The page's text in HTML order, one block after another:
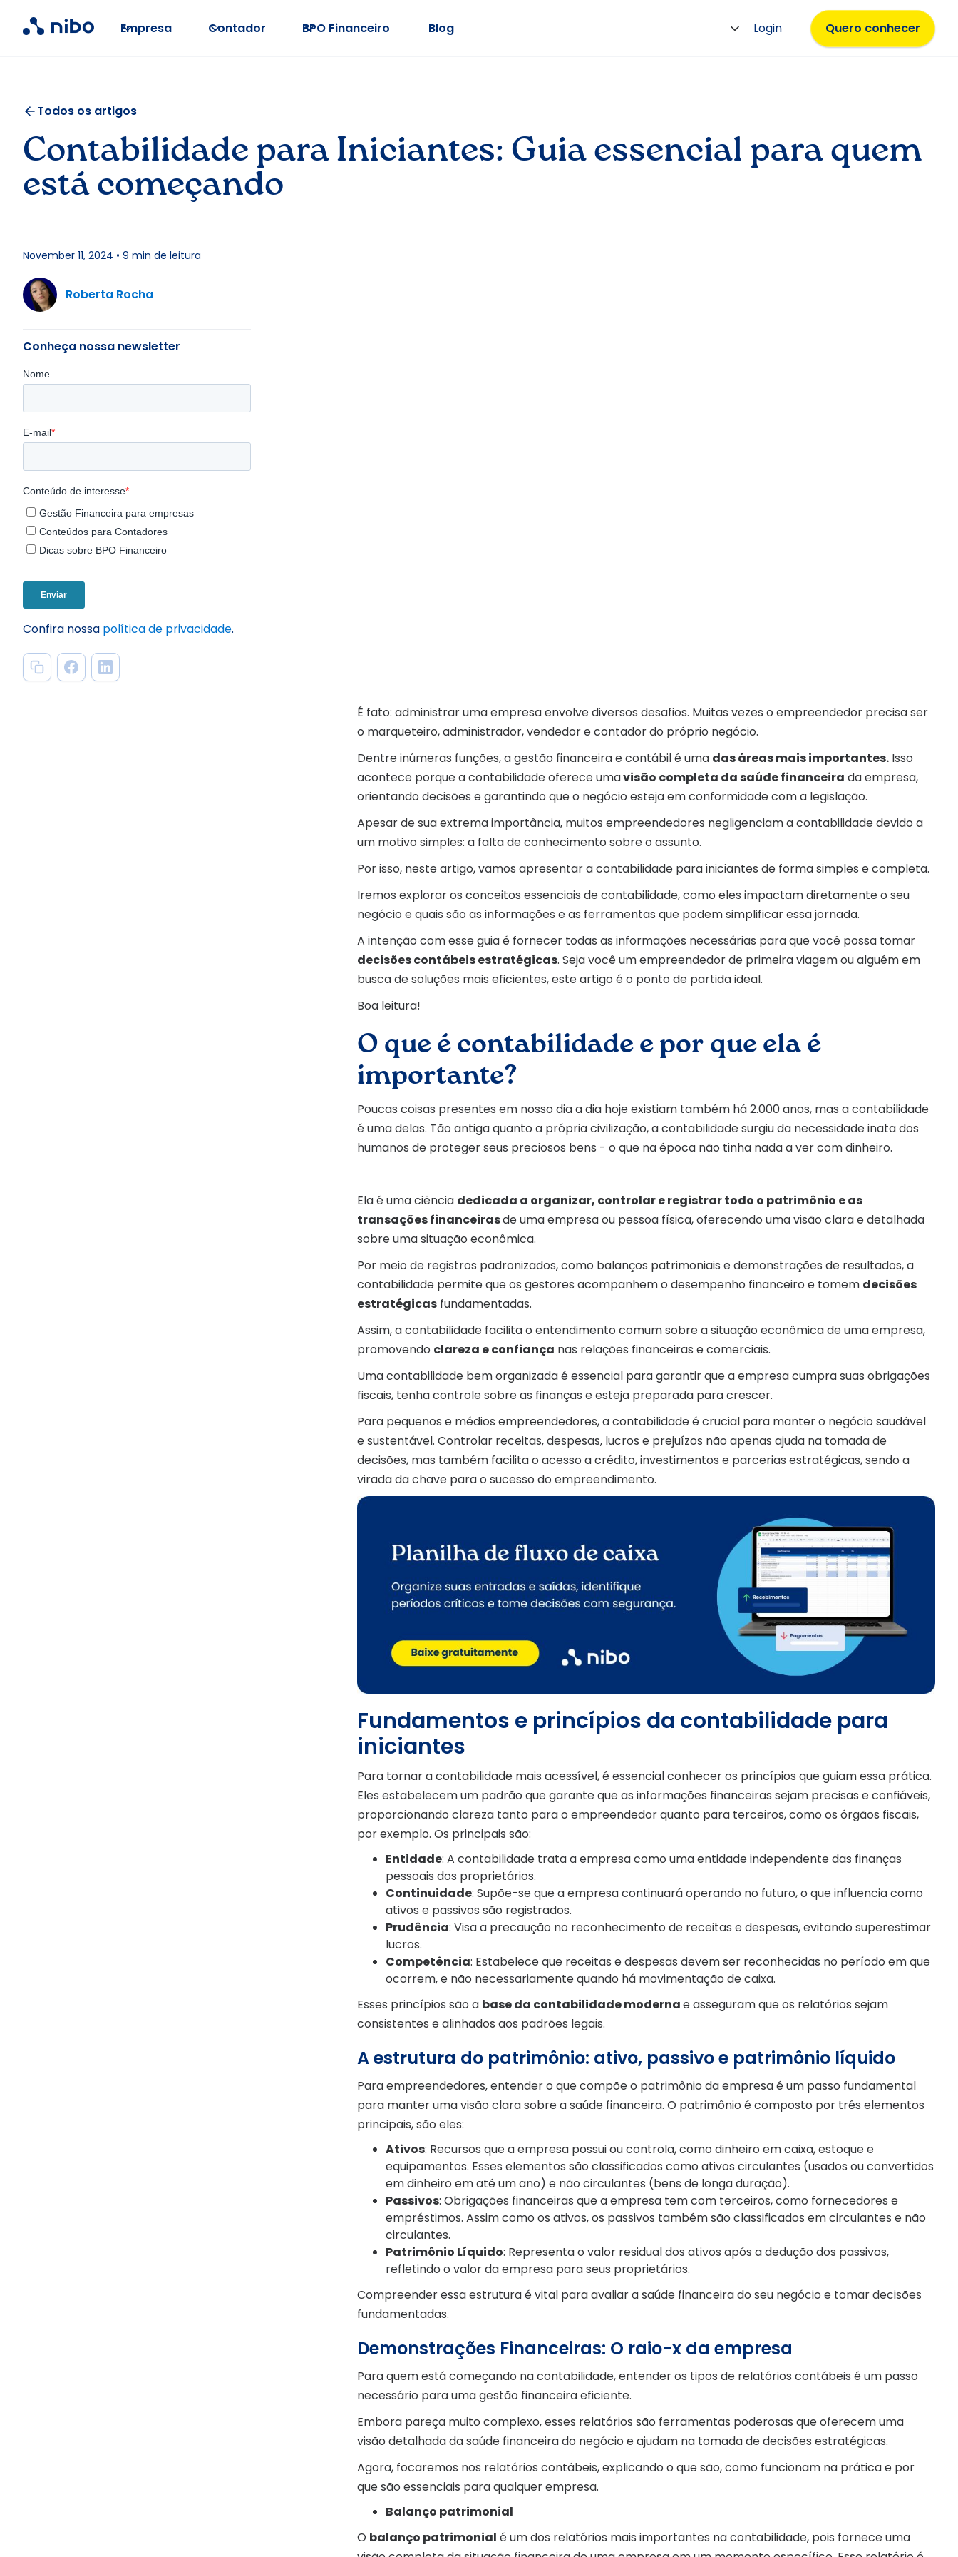
Empresa Contador BPO Financeiro Blog Login Quero conhecer
Todos os artigos
Contabilidade para Iniciantes: Guia essencial para quem
está começando
November 11, 2024 • 9 min de leitura
Roberta Rocha
Conheça nossa newsletter
Confira nossa política de privacidade.
É fato: administrar uma empresa envolve diversos desafios. Muitas vezes o empreendedor precisa ser
o marqueteiro, administrador, vendedor e contador do próprio negócio.
Dentre inúmeras funções, a gestão financeira e contábil é uma das áreas mais importantes. Isso
acontece porque a contabilidade oferece umavisão completa da saúde financeira da empresa,
orientando decisões e garantindo que o negócio esteja em conformidade com a legislação.
Apesar de sua extrema importância, muitos empreendedores negligenciam a contabilidade devido a
um motivo simples: a falta de conhecimento sobre o assunto.
Por isso, neste artigo, vamos apresentar a contabilidade para iniciantes de forma simples e completa.
Iremos explorar os conceitos essenciais de contabilidade, como eles impactam diretamente o seu
negócio e quais são as informações e as ferramentas que podem simplificar essa jornada.
A intenção com esse guia é fornecer todas as informações necessárias para que você possa tomar
decisões contábeis estratégicas. Seja você um empreendedor de primeira viagem ou alguém em
busca de soluções mais eficientes, este artigo é o ponto de partida ideal.
Boa leitura!
O que é contabilidade e por que ela é
importante?
Poucas coisas presentes em nosso dia a dia hoje existiam também há 2.000 anos, mas a contabilidade
é uma delas. Tão antiga quanto a própria civilização, a contabilidade surgiu da necessidade inata dos
humanos de proteger seus preciosos bens - o que na época não tinha nada a ver com dinheiro.
Ela é uma ciência dedicada a organizar, controlar e registrar todo o patrimônio e as
transações financeirasde uma empresa ou pessoa física, oferecendo uma visão clara e detalhada
sobre uma situação econômica.
Por meio de registros padronizados, como balanços patrimoniais e demonstrações de resultados, a
contabilidade permite que os gestores acompanhem o desempenho financeiro e tomem decisões
estratégicas fundamentadas.
Assim, a contabilidade facilita o entendimento comum sobre a situação econômica de uma empresa,
promovendo clareza e confiança nas relações financeiras e comerciais.
Uma contabilidade bem organizada é essencial para garantir que a empresa cumpra suas obrigações
fiscais, tenha controle sobre as finanças e esteja preparada para crescer.
Para pequenos e médios empreendedores, a contabilidade é crucial para manter o negócio saudável
e sustentável. Controlar receitas, despesas, lucros e prejuízos não apenas ajuda na tomada de
decisões, mas também facilita o acesso a crédito, investimentos e parcerias estratégicas, sendo a
virada da chave para o sucesso do empreendimento.
Fundamentos e princípios da contabilidade para
iniciantes
Para tornar a contabilidade mais acessível, é essencial conhecer os princípios que guiam essa prática.
Eles estabelecem um padrão que garante que as informações financeiras sejam precisas e confiáveis,
proporcionando clareza tanto para o empreendedor quanto para terceiros, como os órgãos fiscais,
por exemplo. Os principais são:
Entidade: A contabilidade trata a empresa como uma entidade independente das finanças
pessoais dos proprietários.
Continuidade: Supõe-se que a empresa continuará operando no futuro, o que influencia como
ativos e passivos são registrados.
Prudência: Visa a precaução no reconhecimento de receitas e despesas, evitando superestimar
lucros.
Competência: Estabelece que receitas e despesas devem ser reconhecidas no período em que
ocorrem, e não necessariamente quando há movimentação de caixa.
Esses princípios são a base da contabilidade modernae asseguram que os relatórios sejam
consistentes e alinhados aos padrões legais.
A estrutura do patrimônio: ativo, passivo e patrimônio líquido
Para empreendedores, entender o que compõe o patrimônio da empresa é um passo fundamental
para manter uma visão clara sobre a saúde financeira. O patrimônio é composto por três elementos
principais, são eles:
Ativos: Recursos que a empresa possui ou controla, como dinheiro em caixa, estoque e
equipamentos. Esses elementos são classificados como ativos circulantes (usados ou convertidos
em dinheiro em até um ano) e não circulantes (bens de longa duração).
Passivos: Obrigações financeiras que a empresa tem com terceiros, como fornecedores e
empréstimos. Assim como os ativos, os passivos também são classificados em circulantes e não
circulantes.
Patrimônio Líquido: Representa o valor residual dos ativos após a dedução dos passivos,
refletindo o valor da empresa para seus proprietários.
Compreender essa estrutura é vital para avaliar a saúde financeira do seu negócio e tomar decisões
fundamentadas.
Demonstrações Financeiras: O raio-x da empresa
Para quem está começando na contabilidade, entender os tipos de relatórios contábeis é um passo
necessário para uma gestão financeira eficiente.
Embora pareça muito complexo, esses relatórios são ferramentas poderosas que oferecem uma
visão detalhada da saúde financeira do negócio e ajudam na tomada de decisões estratégicas.
Agora, focaremos nos relatórios contábeis, explicando o que são, como funcionam na prática e por
que são essenciais para qualquer empresa.
Balanço patrimonial
O balanço patrimonial é um dos relatórios mais importantes na contabilidade, pois fornece uma